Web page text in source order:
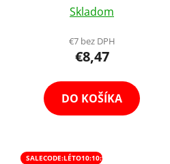
hodnotenie
produktu
je
z
Skladom
€7 bez DPH
€8,47
DO KOŠÍKA
SALECODE:LÉTO10:10:%